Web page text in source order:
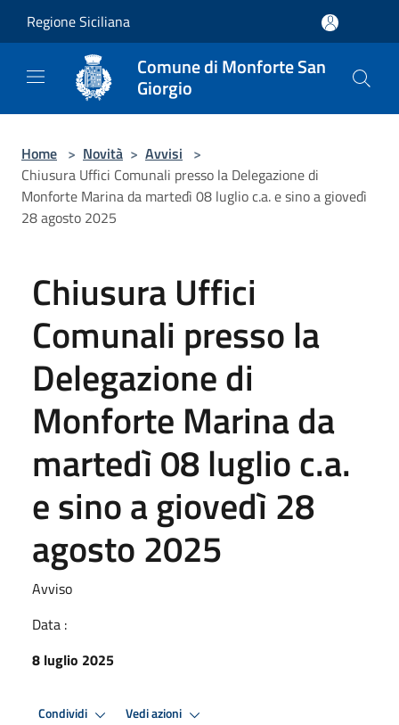
Regione Siciliana
Comune di Monforte San
Giorgio
Home > Novità > Avvisi >
Chiusura Uffici Comunali presso la Delegazione di
Monforte Marina da martedì 08 luglio c.a. e sino a giovedì
28 agosto 2025
Chiusura Uffici
Comunali presso la
Delegazione di
Monforte Marina da
martedì 08 luglio c.a.
e sino a giovedì 28
agosto 2025
Avviso
Data :
8 luglio 2025
Condividi Vedi azioni